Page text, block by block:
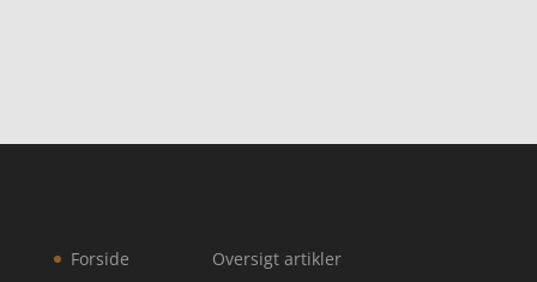
Forside
Oversigt artikler